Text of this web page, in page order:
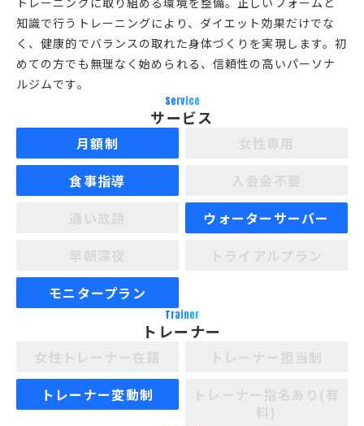
知識で行うトレーニングにより、ダイエット効果だけでな
く、健康的でバランスの取れた身体づくりを実現します。初
めての方でも無理なく始められる、信頼性の高いパーソナ
ルジムです。
Service
サービス
月額制
食事指導
ウォーターサーバー
モニタープラン
Trainer
トレーナー
トレーナー変動制